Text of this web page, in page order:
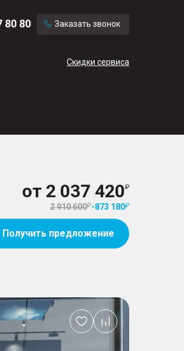
80 80 Заказать звонок
Скидки сервиса
от 2 037 420
2 910 600 -873 180
Получить предложение
Добавить
в